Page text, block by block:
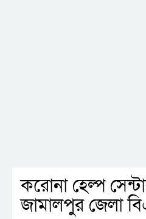
করোনা হেল্প
জামালপুর জেলা